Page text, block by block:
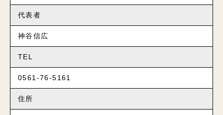
代表者
神谷信広
TEL
0561-76-5161
住所